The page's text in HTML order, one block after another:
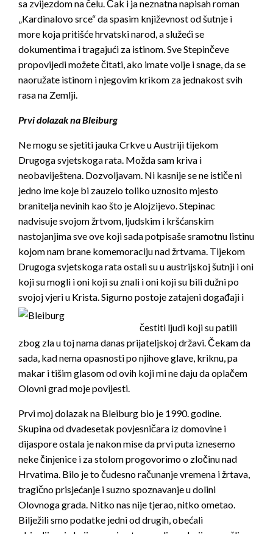
sa zvijezdom na čelu. Čak i ja neznatna napisah roman
„Kardinalovo srce“ da spasim književnost od šutnje i
more koja pritišće hrvatski narod, a služeći se
dokumentima i tragajući za istinom. Sve Stepinčeve
propovijedi možete čitati, ako imate volje i snage, da se
naoružate istinom i njegovim krikom za jednakost svih
rasa na Zemlji.
Prvi dolazak na Bleiburg
Ne mogu se sjetiti jauka Crkve u Austriji tijekom
Drugoga svjetskoga rata. Možda sam kriva i
neobaviještena. Dozvoljavam. Ni kasnije se ne ističe ni
jedno ime koje bi zauzelo toliko uznosito mjesto
branitelja nevinih kao što je Alojzijevo. Stepinac
nadvisuje svojom žrtvom, ljudskim i kršćanskim
nastojanjima sve ove koji sada potpisaše sramotnu listinu
kojom nam brane komemoraciju nad žrtvama. Tijekom
Drugoga svjetskoga rata ostali su u austrijskoj šutnji i oni
koji su mogli i oni koji su znali i oni koji su bili dužni po
svojoj vjeri u Krista. Sigurno postoje zatajeni događaji i
čestiti ljudi koji su patili
zbog zla u toj nama danas prijateljskoj državi. Čekam da
sada, kad nema opasnosti po njihove glave, kriknu, pa
makar i tišim glasom od ovih koji mi ne daju da oplačem
Olovni grad moje povijesti.
Prvi moj dolazak na Bleiburg bio je 1990. godine.
Skupina od dvadesetak povjesničara iz domovine i
dijaspore ostala je nakon mise da prvi puta iznesemo
neke činjenice i za stolom progovorimo o zločinu nad
Hrvatima. Bilo je to čudesno računanje vremena i žrtava,
tragično prisjećanje i suzno spoznavanje u dolini
Olovnoga grada. Nitko nas nije tjerao, nitko ometao.
Bilježili smo podatke jedni od drugih, obećali